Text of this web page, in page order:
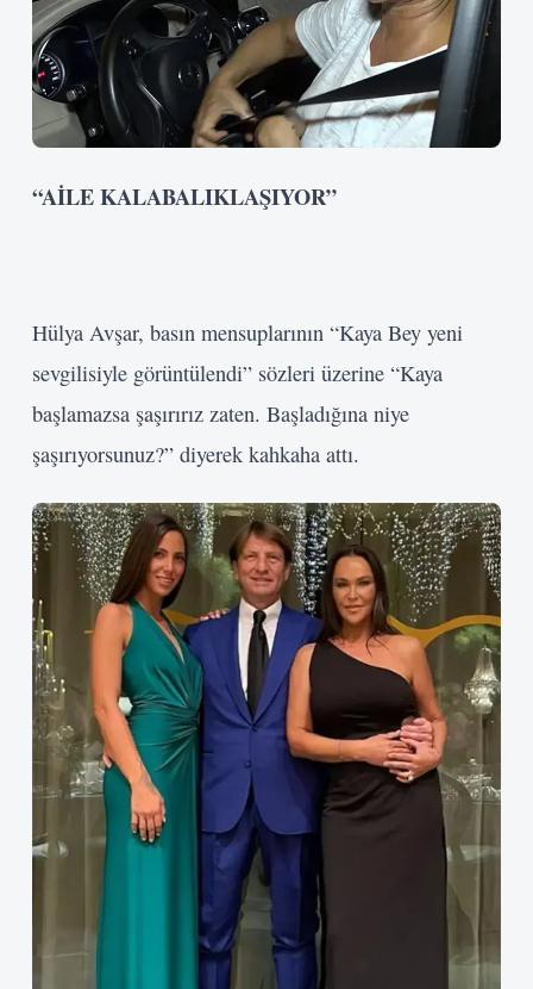
“AİLE KALABALIKLAŞIYOR”
Hülya Avşar, basın mensuplarının “Kaya Bey yeni
sevgilisiyle görüntülendi” sözleri üzerine “Kaya
başlamazsa şaşırırız zaten. Başladığına niye
şaşırıyorsunuz?” diyerek kahkaha attı.
Şifre
Beni Hatırla